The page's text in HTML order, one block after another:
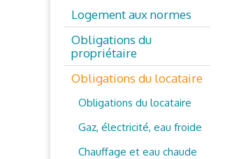
Logement aux normes
Obligations du
propriétaire
Obligations du locataire
Obligations du locataire
Gaz, électricité, eau froide
Chauffage et eau chaude